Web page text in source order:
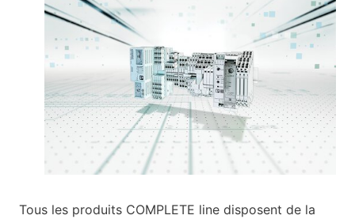
Tous les produits COMPLETE line disposent de la